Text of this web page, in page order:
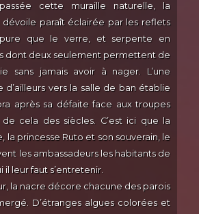
cette muraille naturelle, la
dévoile paraît éclairée par les reflets
pure que le verre, et serpente en
dont deux seulement permettent de
sans jamais avoir à nager. L’une
d’ailleurs vers la salle de ban établie
après sa défaite face aux troupes
cela des siècles. C’est ici que la
la princesse Ruto et son souverain, le
les ambassadeurs les habitants de
il leur faut s’entretenir.
la nacre décore chacune des parois
D’étranges algues colorées et